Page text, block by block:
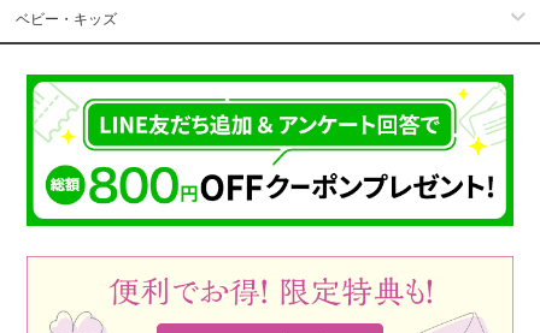
ベビー・キッズ